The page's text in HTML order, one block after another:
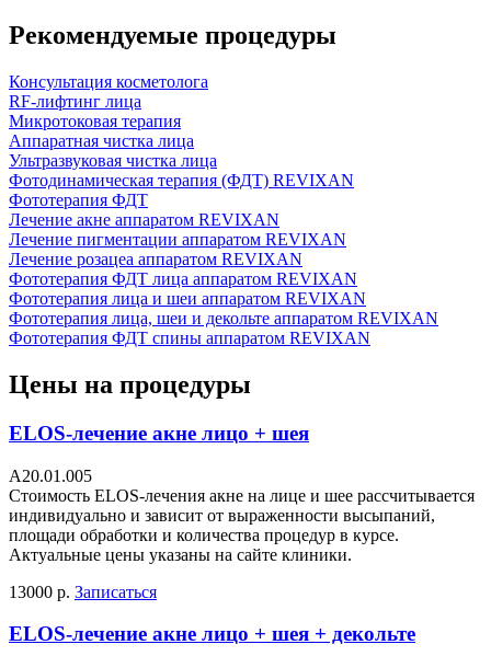
Рекомендуемые процедуры
Консультация косметолога
RF-лифтинг лица
Микротоковая терапия
Аппаратная чистка лица
Ультразвуковая чистка лица
Фотодинамическая терапия (ФДТ) REVIXAN
Фототерапия ФДТ
Лечение акне аппаратом REVIXAN
Лечение пигментации аппаратом REVIXAN
Лечение розацеа аппаратом REVIXAN
Фототерапия ФДТ лица аппаратом REVIXAN
Фототерапия лица и шеи аппаратом REVIXAN
Фототерапия лица, шеи и декольте аппаратом REVIXAN
Фототерапия ФДТ спины аппаратом REVIXAN
Цены на процедуры
ELOS-лечение акне лицо + шея
A20.01.005
Стоимость ELOS-лечения акне на лице и шее рассчитывается
индивидуально и зависит от выраженности высыпаний,
площади обработки и количества процедур в курсе.
Актуальные цены указаны на сайте клиники.
13000 р. Записаться
ELOS-лечение акне лицо + шея + декольте